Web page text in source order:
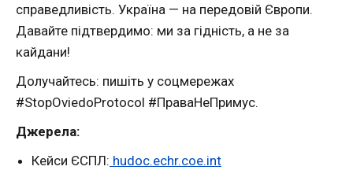
справедливість. Україна — на передовій Європи.
Давайте підтвердимо: ми за гідність, а не за
кайдани!
Долучайтесь: пишіть у соцмережах
#StopOviedoProtocol #ПраваНеПримус.
Джерела:
Кейси ЄСПЛ: hudoc.echr.coe.int